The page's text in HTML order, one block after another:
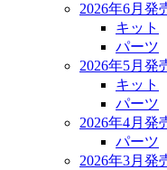
2026年6月発
キット
パーツ
2026年5月発
キット
パーツ
2026年4月発
パーツ
2026年3月発